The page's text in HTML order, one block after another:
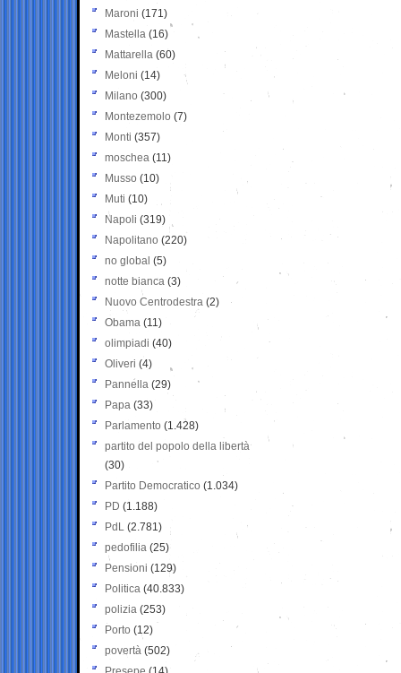
Maroni (171)
Mastella (16)
Mattarella (60)
Meloni (14)
Milano (300)
Montezemolo (7)
Monti (357)
moschea (11)
Musso (10)
Muti (10)
Napoli (319)
Napolitano (220)
no global (5)
notte bianca (3)
Nuovo Centrodestra (2)
Obama (11)
olimpiadi (40)
Oliveri (4)
Pannella (29)
Papa (33)
Parlamento (1.428)
partito del popolo della libertà
(30)
Partito Democratico (1.034)
PD (1.188)
PdL (2.781)
pedofilia (25)
Pensioni (129)
Politica (40.833)
polizia (253)
Porto (12)
povertà (502)